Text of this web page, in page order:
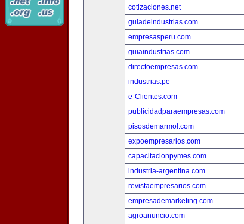
cotizaciones.net
guiadeindustrias.com
empresasperu.com
guiaindustrias.com
directoempresas.com
industrias.pe
e-Clientes.com
publicidadparaempresas.com
pisosdemarmol.com
expoempresarios.com
capacitacionpymes.com
industria-argentina.com
revistaempresarios.com
empresademarketing.com
agroanuncio.com